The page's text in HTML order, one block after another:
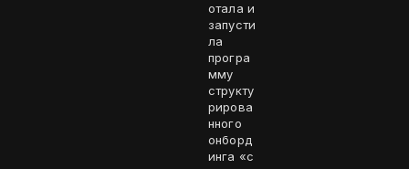
отала и
запусти
ла
програ
мму
структу
рирова
нного
онборд
инга «с